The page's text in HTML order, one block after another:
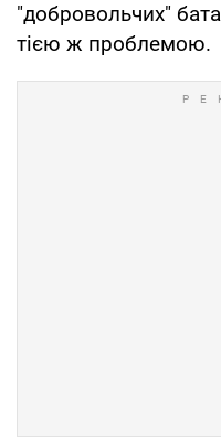
"добровольчих"
тією ж проблемою.